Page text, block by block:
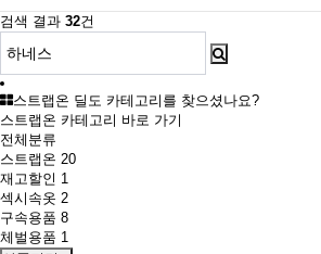
검색 결과 32건
스트랩온 딜도 카테고리를 찾으셨나요?
스트랩온 카테고리 바로 가기
전체분류
스트랩온 20
재고할인 1
섹시속옷 2
구속용품 8
체벌용품 1